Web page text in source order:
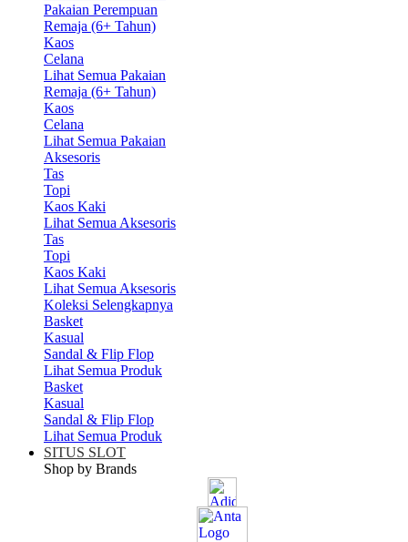
Pakaian Perempuan
Remaja (6+ Tahun)
Kaos
Celana
Lihat Semua Pakaian
Remaja (6+ Tahun)
Kaos
Celana
Lihat Semua Pakaian
Aksesoris
Tas
Topi
Kaos Kaki
Lihat Semua Aksesoris
Tas
Topi
Kaos Kaki
Lihat Semua Aksesoris
Koleksi Selengkapnya
Basket
Kasual
Sandal & Flip Flop
Lihat Semua Produk
Basket
Kasual
Sandal & Flip Flop
Lihat Semua Produk
SITUS SLOT
Shop by Brands